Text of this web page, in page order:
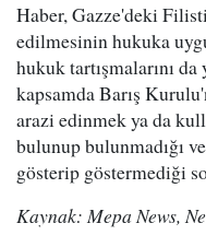
Haber, Gazze'deki
edilmesinin hukuka
hukuk tartışmalarını
kapsamda Barış
arazi edinmek ya da
bulunup bulunmadığı
gösterip göstermediği
Kaynak: Mepa News,